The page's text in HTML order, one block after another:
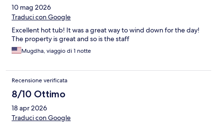
10 mag 2026
Traduci con Google
Excellent hot tub! It was a great way to wind down for the day!
The property is great and so is the staff
Mugdha, viaggio di 1 notte
Recensione verificata
8/10 Ottimo
18 apr 2026
Traduci con Google